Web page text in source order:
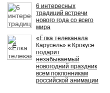
6 интересных
традиций встречи
нового года со всего
мира
«Ёлка телеканала
Карусель» в Крокусе
подарит
незабываемый
новогодний праздник
всем поклонникам
российской анимации